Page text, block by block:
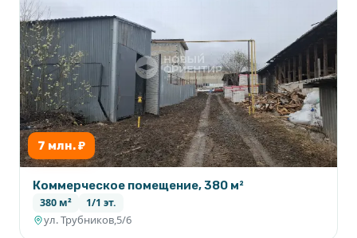
7 млн. ₽
Коммерческое помещение, 380 м²
380 м² 1/1 эт.
ул. Трубников,5/6